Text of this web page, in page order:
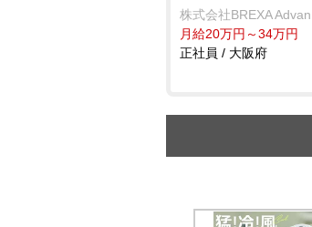
株式会社BREXA Advan
月給20万円～34万円
正社員 / 大阪府